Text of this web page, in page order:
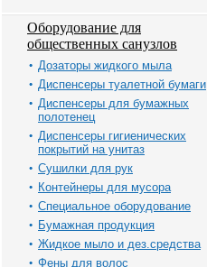
Оборудование для
общественных санузлов
Дозаторы жидкого мыла
Диспенсеры туалетной бумаги
Диспенсеры для бумажных
полотенец
Диспенсеры гигиенических
покрытий на унитаз
Сушилки для рук
Контейнеры для мусора
Специальное оборудование
Бумажная продукция
Жидкое мыло и дез.средства
Фены для волос